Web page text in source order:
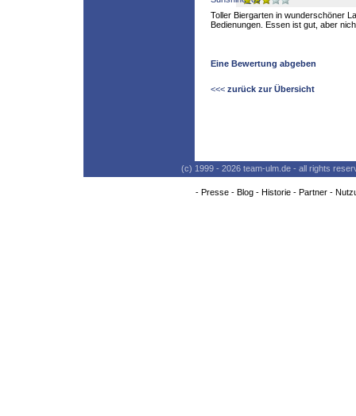
Toller Biergarten in wunderschöner
Bedienungen. Essen ist gut, aber
Eine Bewertung abgeben
<<< zurück zur Übersicht
(c) 1999 - 2026 team-ulm.de - all rights
- Presse- Blog- Historie- Partner-